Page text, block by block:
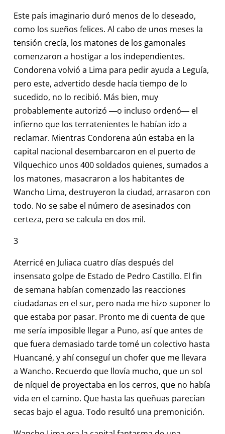
Este país imaginario duró menos de lo deseado,
como los sueños felices. Al cabo de unos meses la
tensión crecía, los matones de los gamonales
comenzaron a hostigar a los independientes.
Condorena volvió a Lima para pedir ayuda a Leguía,
pero este, advertido desde hacía tiempo de lo
sucedido, no lo recibió. Más bien, muy
probablemente autorizó ―o incluso ordenó― el
infierno que los terratenientes le habían ido a
reclamar. Mientras Condorena aún estaba en la
capital nacional desembarcaron en el puerto de
Vilquechico unos 400 soldados quienes, sumados a
los matones, masacraron a los habitantes de
Wancho Lima, destruyeron la ciudad, arrasaron con
todo. No se sabe el número de asesinados con
certeza, pero se calcula en dos mil.
3
Aterricé en Juliaca cuatro días después del
insensato golpe de Estado de Pedro Castillo. El fin
de semana habían comenzado las reacciones
ciudadanas en el sur, pero nada me hizo suponer lo
que estaba por pasar. Pronto me di cuenta de que
me sería imposible llegar a Puno, así que antes de
que fuera demasiado tarde tomé un colectivo hasta
Huancané, y ahí conseguí un chofer que me llevara
a Wancho. Recuerdo que llovía mucho, que un sol
de níquel de proyectaba en los cerros, que no había
vida en el camino. Que hasta las queñuas parecían
secas bajo el agua. Todo resultó una premonición.